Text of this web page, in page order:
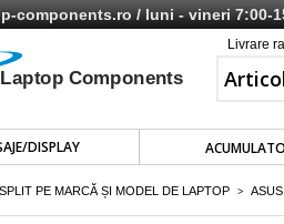
components.ro/ luni - vineri 7:00-
Livrare
DISPLAY
SPLIT PE MARCĂ ȘI MODEL DE LAPTOP > ASUS